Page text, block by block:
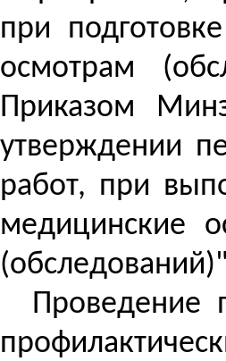
при
осмотрам
Приказом
утверждении
работ, при
медицинские
Проведение